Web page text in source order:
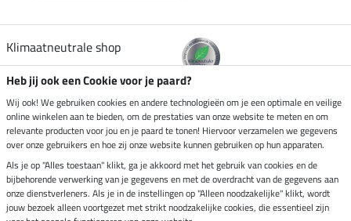
elkaar in het zadel.
Klimaatneutrale shop
Verzending per
Veilig betalen met
Heb jij ook een Cookie voor je paard?
Wij ook! We gebruiken cookies en andere technologieën om je een optimale en veilige
online winkelen aan te bieden, om de prestaties van onze website te meten en om
relevante producten voor jou en je paard te tonen! Hiervoor verzamelen we gegevens
over onze gebruikers en hoe zij onze website kunnen gebruiken op hun apparaten.
Als je op "Alles toestaan" klikt, ga je akkoord met het gebruik van cookies en de
bijbehorende verwerking van je gegevens en met de overdracht van de gegevens aan
onze dienstverleners. Als je in de instellingen op "Alleen noodzakelijke" klikt, wordt
jouw bezoek alleen voortgezet met strikt noodzakelijke cookies, die essentieel zijn